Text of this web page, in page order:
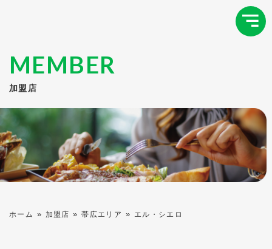
MEMBER
加盟店
ホーム » 加盟店 »帯広エリア » エル・シエロ